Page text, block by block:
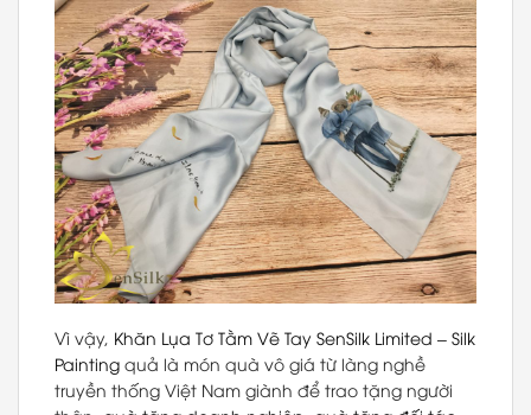
Vì vậy, Khăn Lụa Tơ Tằm Vẽ Tay SenSilk Limited – Silk
Painting quả là món quà vô giá từ làng nghề
truyền thống Việt Nam giành để trao tặng người